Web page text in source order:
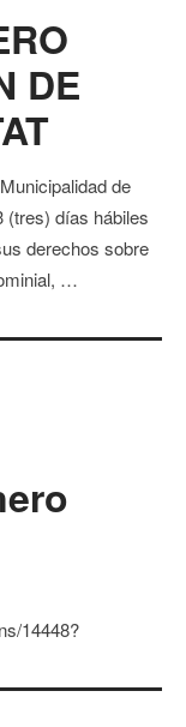
DE
de
(tres) días hábiles
derechos sobre
…
14448?